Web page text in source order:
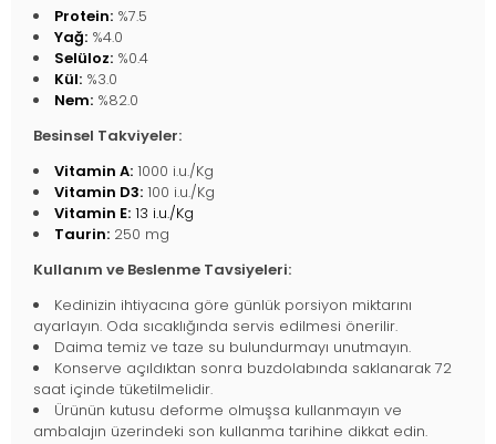
Protein: %7.5
Yağ: %4.0
Selüloz: %0.4
Kül: %3.0
Nem: %82.0
Besinsel Takviyeler:
Vitamin A: 1000 i.u./Kg
Vitamin D3: 100 i.u./Kg
Vitamin E: 13 i.u./Kg
Taurin: 250 mg
Kullanım ve Beslenme Tavsiyeleri:
Kedinizin ihtiyacına göre günlük porsiyon miktarını
ayarlayın. Oda sıcaklığında servis edilmesi önerilir.
Daima temiz ve taze su bulundurmayı unutmayın.
Konserve açıldıktan sonra buzdolabında saklanarak 72
saat içinde tüketilmelidir.
Ürünün kutusu deforme olmuşsa kullanmayın ve
ambalajın üzerindeki son kullanma tarihine dikkat edin.